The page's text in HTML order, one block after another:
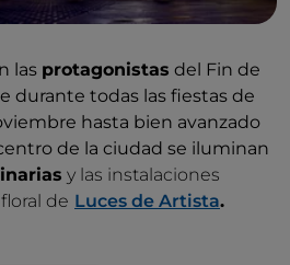
las protagonistas del Fin de
durante todas las fiestas de
hasta bien avanzado
de la ciudad se iluminan
y las instalaciones
de Luces de Artista.